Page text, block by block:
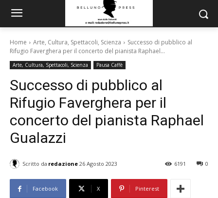
Home Arte, Cultura, Spettacoli, Scienza
Successo di pubblico al
Rifugio Faverghera per il concerto del pianista Raphael...
Arte, Cultura, Spettacoli, Scienza Pausa Caffè
Successo di pubblico al
Rifugio Faverghera per il
concerto del pianista Raphael
Gualazzi
Scritto da redazione 26 Agosto 2023 0
6191
Facebook X Pinterest